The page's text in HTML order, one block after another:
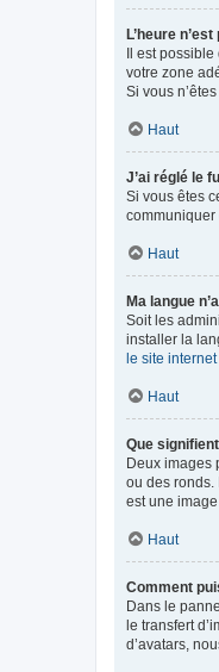
L’heure
Il est
votre zone
Si vous
Haut
J’ai réglé le
Si vous êtes
Haut
Ma langue
Soit les
installer la
le site
Haut
Que
Deux images
ou des ronds.
est une
Haut
Comment
Dans le
le transfert
d’avatars,